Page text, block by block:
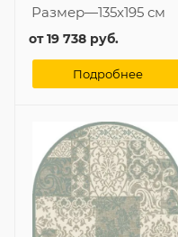
Размер—135x195 см
от19 738 руб.
Подробнее